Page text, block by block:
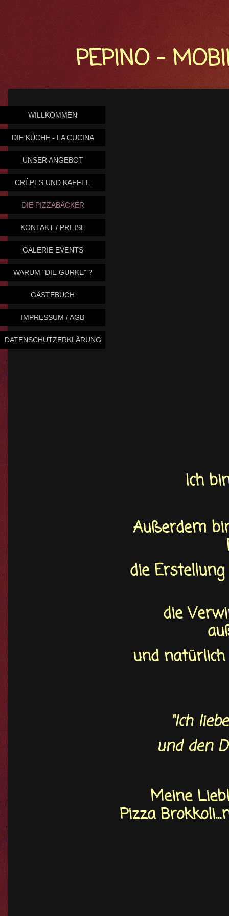
PEPINO -
WILLKOMMEN
DIE KÜCHE - LA CUCINA
UNSER ANGEBOT
CRÊPES UND KAFFEE
DIE PIZZABÄCKER
KONTAKT / PREISE
GALERIE EVENTS
WARUM "DIE GURKE" ?
GÄSTEBUCH
IMPRESSUM / AGB
DATENSCHUTZERKLÄRUNG
Ich
Außerdem
die
die
und
"Ich
und den
Meine
Pizza